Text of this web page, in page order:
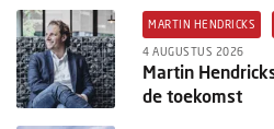
MARTIN HENDRICKS
4 AUGUSTUS 2026
Martin
de toekomst